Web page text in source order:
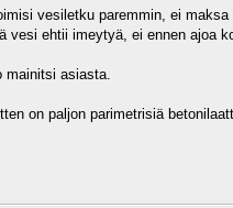
vesiletku paremmin, ei
ehtii imeytyä, ei ennen ajoa
asiasta.
on paljon parimetrisiä